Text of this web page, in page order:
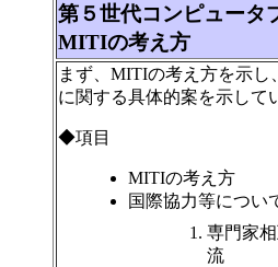
第５世代コンピュータ
MITIの考え方
まず、MITIの考え方を示し
に関する具体的案を示して
◆項目
MITIの考え方
国際協力等につい
専門家
流